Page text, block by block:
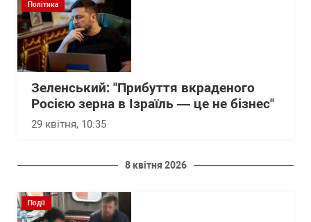
Політика
Зеленський: "Прибуття вкраденого
Росією зерна в Ізраїль — це не бізнес"
29 квітня, 10:35
8 квітня 2026
Події